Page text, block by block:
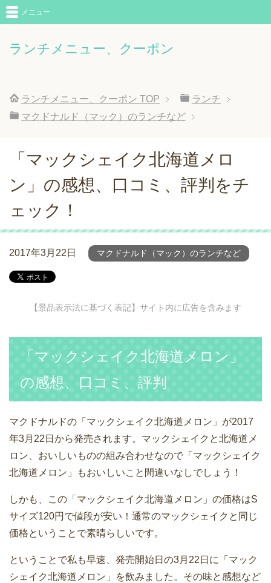
ランチメニュー、クーポン
メニュー
ランチメニュー、クーポン TOP
ランチ
マクドナルド（マック）のランチなど
「マックシェイク北海道メロ
ン」の感想、口コミ、評判をチ
ェック！
2017年3月22日 マクドナルド（マック）のランチなど
【景品表示法に基づく表記】サイト内に広告を含みます
「マックシェイク北海道メロン」
の感想、口コミ、評判
マクドナルドの「マックシェイク北海道メロン」が2017
年3月22日から発売されます。マックシェイクと北海道メ
ロン、おいしいものの組み合わせなので「マックシェイク
北海道メロン」もおいしいこと間違いなしでしょう！
しかも、この「マックシェイク北海道メロン」の価格はS
サイズ120円で値段が安い！通常のマックシェイクと同じ
価格ということで素晴らしいです。
ということで私も早速、発売開始日の3月22日に「マック
シェイク北海道メロン」を飲みました。その味と感想など